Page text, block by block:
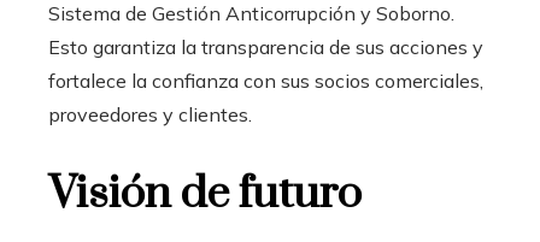
Sistema de Gestión Anticorrupción y Soborno.
Esto garantiza la transparencia de sus acciones y
fortalece la confianza con sus socios comerciales,
proveedores y clientes.
Visión de futuro